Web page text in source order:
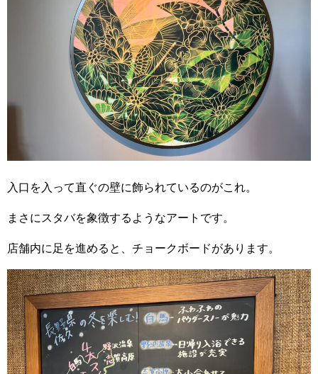
入口を入って直ぐの壁に飾られているのがこれ。
まさにスタバを象徴するようなアートです。
店舗内に足を進めると、チョークボードがあります。